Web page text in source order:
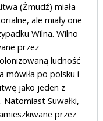
(Żmudź) miała
ale miały one
Wilna. Wilno
przez
ludność
mówiła po polsku i
jako jeden z
Suwałki,
przez